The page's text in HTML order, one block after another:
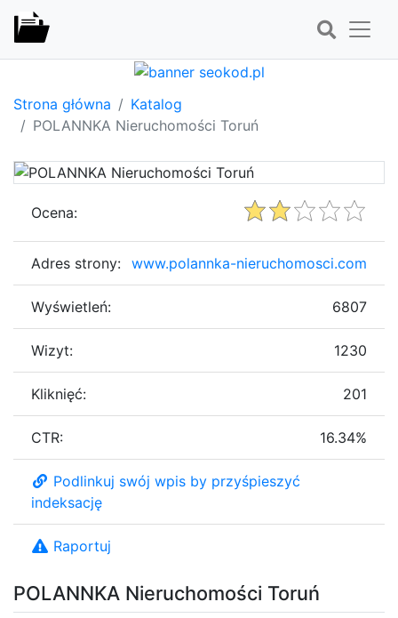
Strona główna
Katalog
POLANNKA Nieruchomości Toruń
POLANNKA Nieruchomości Toruń
Ocena:
Adres strony: www.polannka-nieruchomosci.com
Wyświetleń: 6807
Wizyt: 1230
Kliknięć: 201
CTR: 16.34%
Podlinkuj swój wpis by przyśpieszyć
indeksację
Raportuj